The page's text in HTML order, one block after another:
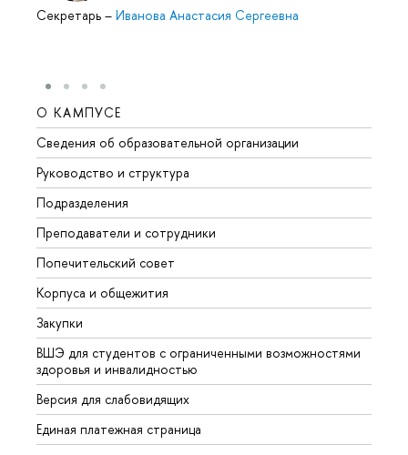
Секретарь – Иванова Анастасия Сергеевна
О КАМПУСЕ
Сведения об образовательной организации
Руководство и структура
Подразделения
Преподаватели и сотрудники
Попечительский совет
Корпуса и общежития
Закупки
ВШЭ для студентов с ограниченными возможностями
здоровья и инвалидностью
Версия для слабовидящих
Единая платежная страница